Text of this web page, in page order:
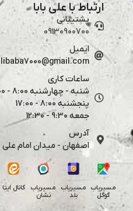
ارتباط با علی بابا
پشتیبانی
09130900700
ایمیل
ساعات کاری
شنبه - چهارشنبه 8:00 - 18:00
پنجشنبه 8:00 - 17:00
جمعه 9:30 - 12:30
آدرس
اصفهان - میدان امام علی -
مسیریاب
گوگل
مسیریاب
بلد
مسیریاب
نشان
کانال ایتا